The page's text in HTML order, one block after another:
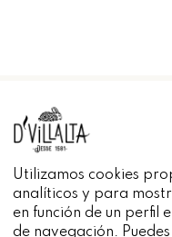
Utilizamos cookies
analíticos y para
en función de un perfil
de navegación.